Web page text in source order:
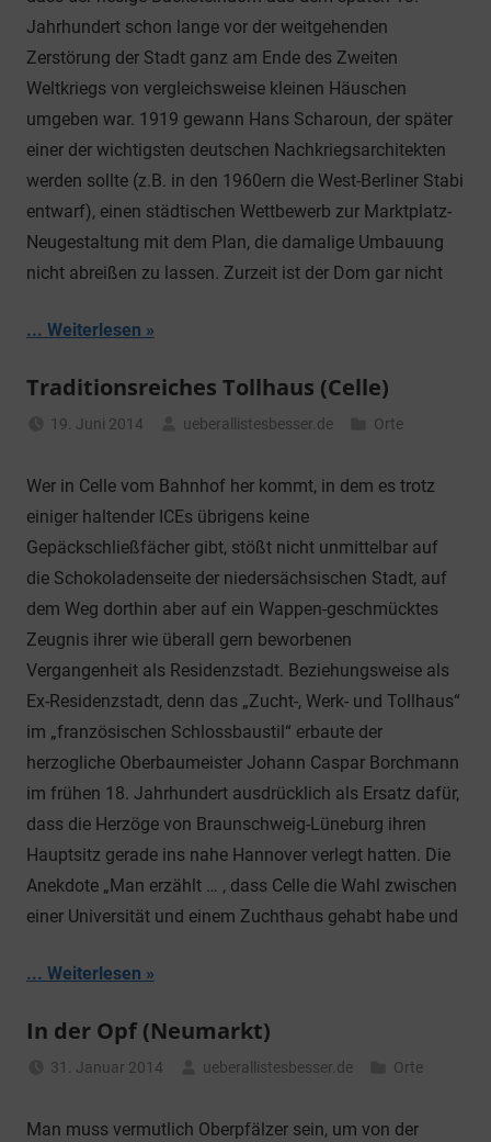
Jahrhundert schon lange vor der weitgehenden
Zerstörung der Stadt ganz am Ende des Zweiten
Weltkriegs von vergleichsweise kleinen Häuschen
umgeben war. 1919 gewann Hans Scharoun, der später
einer der wichtigsten deutschen Nachkriegsarchitekten
werden sollte (z.B. in den 1960ern die West-Berliner Stabi
entwarf), einen städtischen Wettbewerb zur Marktplatz-
Neugestaltung mit dem Plan, die damalige Umbauung
nicht abreißen zu lassen. Zurzeit ist der Dom gar nicht
... Weiterlesen
Traditionsreiches Tollhaus (Celle)
19. Juni 2014 ueberallistesbesser.de Orte
Wer in Celle vom Bahnhof her kommt, in dem es trotz
einiger haltender ICEs übrigens keine
Gepäckschließfächer gibt, stößt nicht unmittelbar auf
die Schokoladenseite der niedersächsischen Stadt, auf
dem Weg dorthin aber auf ein Wappen-geschmücktes
Zeugnis ihrer wie überall gern beworbenen
Vergangenheit als Residenzstadt. Beziehungsweise als
Ex-Residenzstadt, denn das „Zucht-, Werk- und Tollhaus“
im „französischen Schlossbaustil“ erbaute der
herzogliche Oberbaumeister Johann Caspar Borchmann
im frühen 18. Jahrhundert ausdrücklich als Ersatz dafür,
dass die Herzöge von Braunschweig-Lüneburg ihren
Hauptsitz gerade ins nahe Hannover verlegt hatten. Die
Anekdote „Man erzählt … , dass Celle die Wahl zwischen
einer Universität und einem Zuchthaus gehabt habe und
... Weiterlesen
In der Opf (Neumarkt)
31. Januar 2014 ueberallistesbesser.de Orte
Man muss vermutlich Oberpfälzer sein, um von der